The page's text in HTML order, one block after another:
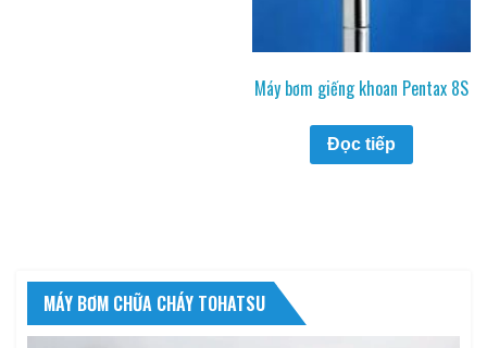
Máy bơm giếng khoan Pentax 8S
Đọc tiếp
MÁY BƠM CHỮA CHÁY TOHATSU